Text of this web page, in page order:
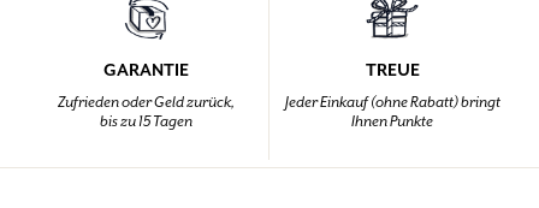
GARANTIE
Zufrieden oder Geld zurück,
bis zu 15 Tagen
TREUE
Jeder Einkauf (ohne Rabatt) bringt
Ihnen Punkte